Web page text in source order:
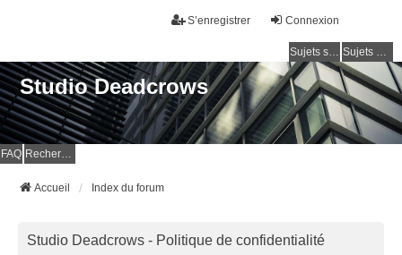
Connexion
S’enregistrer
Sujets sans réponse Sujets actifs
Studio Deadcrows
FAQ Rechercher
Accueil Index du forum
Studio Deadcrows - Politique de confidentialité